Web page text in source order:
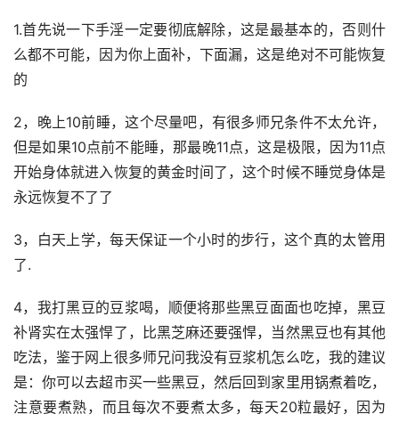
1.首先说一下手淫一定要彻底解除，这是最基本的，否则什
么都不可能，因为你上面补，下面漏，这是绝对不可能恢复
的
2，晚上10前睡，这个尽量吧，有很多师兄条件不太允许，
但是如果10点前不能睡，那最晚11点，这是极限，因为11点
开始身体就进入恢复的黄金时间了，这个时候不睡觉身体是
永远恢复不了了
3，白天上学，每天保证一个小时的步行，这个真的太管用
了.
4，我打黑豆的豆浆喝，顺便将那些黑豆面面也吃掉，黑豆
补肾实在太强悍了，比黑芝麻还要强悍，当然黑豆也有其他
吃法，鉴于网上很多师兄问我没有豆浆机怎么吃，我的建议
是：你可以去超市买一些黑豆，然后回到家里用锅煮着吃，
注意要煮熟，而且每次不要煮太多，每天20粒最好，因为